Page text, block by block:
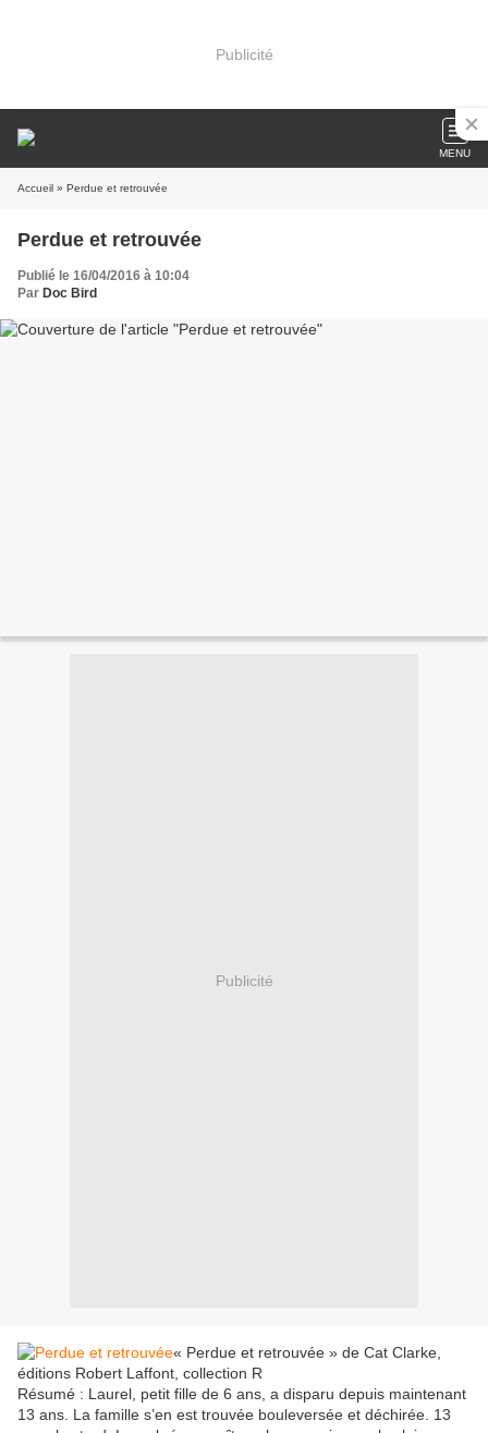
Publicité
MENU
Accueil » Perdue et retrouvée
Perdue et retrouvée
Publié le 16/04/2016 à 10:04
Par Doc Bird
Publicité
« Perdue et retrouvée » de Cat Clarke,
éditions Robert Laffont, collection R
Résumé : Laurel, petit fille de 6 ans, a disparu depuis maintenant
13 ans. La famille s’en est trouvée bouleversée et déchirée. 13